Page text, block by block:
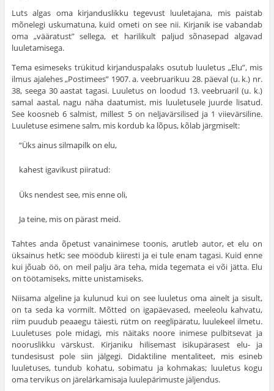
Luts algas oma kirjanduslikku tegevust luuletajana, mis paistab
mõnelegi uskumatuna, kuid ometi on see nii. Kirjanik ise vabandab
oma „vääratust” sellega, et harilikult paljud sõnasepad algavad
luuletamisega.
Tema esimeseks trükitud kirjanduspalaks osutub luuletus „Elu”, mis
ilmus ajalehes „Postimees” 1907. a. veebruarikuu 28. päeval (u. k.) nr.
38, seega 30 aastat tagasi. Luuletus on loodud 13. veebruaril (u. k.)
samal aastal, nagu näha daatumist, mis luuletusele juurde lisatud.
See koosneb 6 salmist, millest 5 on neljavärsilised ja 1 viievärsiline.
Luuletuse esimene salm, mis kordub ka lõpus, kõlab järgmiselt:
“Üks ainus silmapilk on elu,
kahest igavikust piiratud:
Üks nendest see, mis enne oli,
Ja teine, mis on pärast meid.
Tahtes anda õpetust vanainimese toonis, arutleb autor, et elu on
üksainus hetk; see möödub kiiresti ja ei tule enam tagasi. Kuid enne
kui jõuab öö, on meil palju ära teha, mida tegemata ei või jätta. Elu
on töötamiseks, mitte unistamiseks.
Niisama algeline ja kulunud kui on see luuletus oma ainelt ja sisult,
on ta seda ka vormilt. Mõtted on igapäevased, meeleolu kahvatu,
riim puudub peaaegu täiesti, rütm on reeglipäratu, luulekeel ilmetu.
Luuletuses pole midagi, mis näitaks noore inimese pulbitsevat ja
nooruslikku värskust. Kirjaniku hilisemast isikupärasest elu- ja
tundesisust pole siin jälgegi. Didaktiline mentaliteet, mis esineb
luuletuses, tundub kohatu, sobimatu ja kohmakas; luuletus kogu
oma tervikus on järelärkamisaja luulepärimuste jäljendus.